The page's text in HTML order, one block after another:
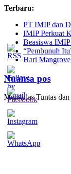
Skip
content
Terbaru:
PT IMIP dan
IMIP Perkuat
Beasiswa
“Pembunuh
Hari
Nuansa pos
Mengulas Tuntas dan